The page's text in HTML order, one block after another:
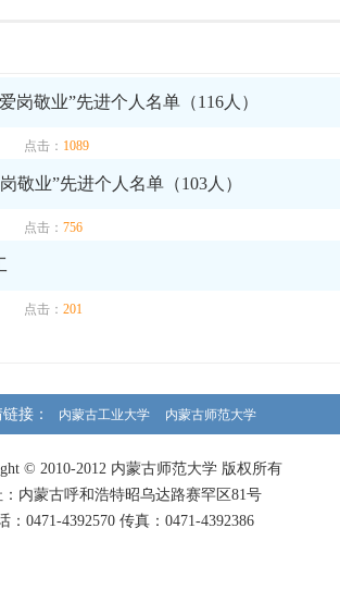
岗敬业”先进个人名单（116人）
点击： 1089
敬业”先进个人名单（103人）
点击： 756
点击： 201
接： 内蒙古工业大学 内蒙古师范大学
© 2010-2012 内蒙古师范大学 版权所有
：内蒙古呼和浩特昭乌达路赛罕区81号
：0471-4392570 传真：0471-4392386